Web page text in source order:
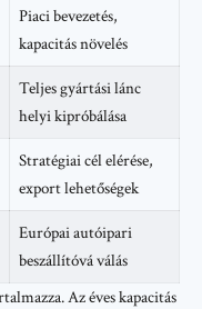
Piaci bevezetés,
kapacitás növelés
Teljes gyártási lánc
helyi kipróbálása
Stratégiai cél elérése,
export lehetőségek
Európai autóipari
beszállítóvá válás
Az éves kapacitás